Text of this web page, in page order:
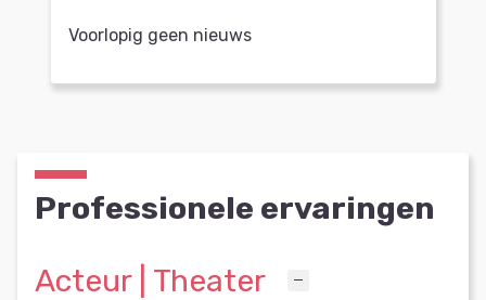
Voorlopig geen nieuws
Professionele ervaringen
Acteur | Theater